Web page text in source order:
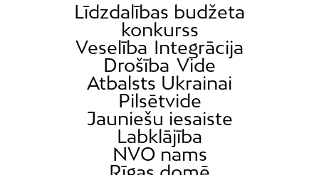
Līdzdalības budžeta
konkurss
Veselība Integrācija
Drošība Vide
Atbalsts Ukrainai
Pilsētvide
Jauniešu iesaiste
Labklājība
NVO nams